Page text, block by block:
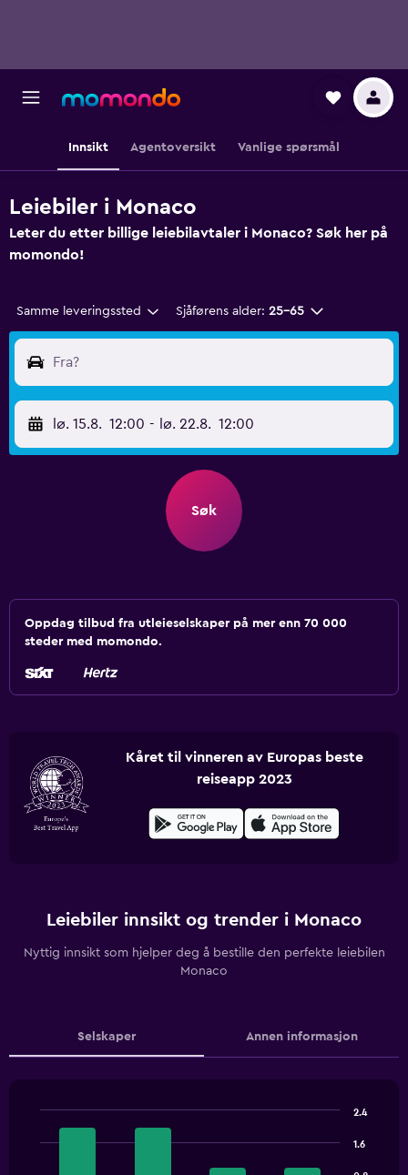
Innsikt Agentoversikt Vanlige spørsmål
Leiebiler i Monaco
Leter du etter billige leiebilavtaler i Monaco? Søk her på
momondo!
Samme leveringssted Sjåførens alder: 25–65
Fra?
lø. 15.8. 12:00 - lø. 22.8. 12:00
Søk
Oppdag tilbud fra utleieselskaper på mer enn 70 000
steder med momondo.
Kåret til vinneren av Europas beste
reiseapp 2023
Leiebiler innsikt og trender i Monaco
Nyttig innsikt som hjelper deg å bestille den perfekte leiebilen
Monaco
Selskaper Annen informasjon
chart
graphic.
1.6
2.4